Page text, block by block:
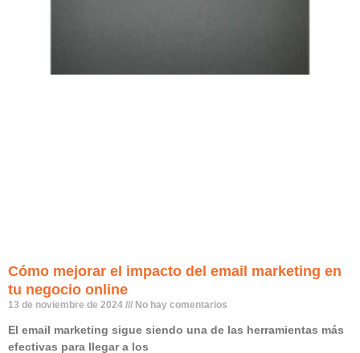
Cómo mejorar el impacto del email marketing en
tu negocio online
13 de noviembre de 2024 No hay comentarios
El email marketing sigue siendo una de las herramientas más
efectivas para llegar a los